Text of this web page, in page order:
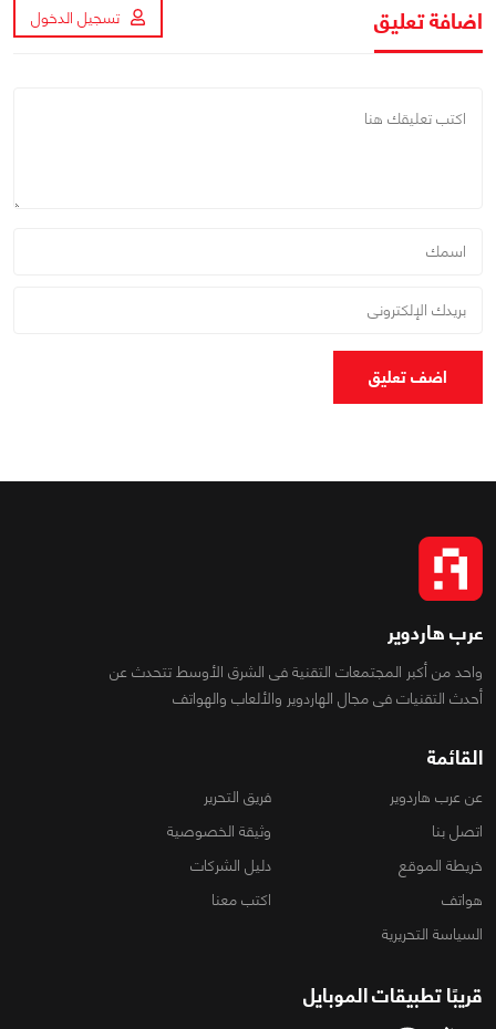
اضافة تعليق تسجيل الدخول
اضف تعليق
عرب هاردوير
واحد من أكبر المجتمعات التقنية فى الشرق الأوسط تتحدث عن
أحدث التقنيات فى مجال الهاردوير والألعاب والهواتف
القائمة
عن عرب هاردوير
فريق التحرير
اتصل بنا
وثيقة الخصوصية
خريطة الموقع
دليل الشركات
هواتف
اكتب معنا
السياسة التحريرية
قريبًا تطبيقات الموبايل